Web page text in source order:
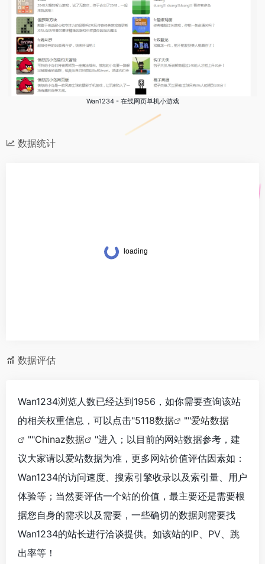
Wan1234 - 在线网页单机小游戏
数据统计
数据评估
Wan1234浏览人数已经达到1956，如你需要查询该站
的相关权重信息，可以点击"5118数据 ""爱站数据
""Chinaz数据
"进入；以目前的网站数据参考，建
议大家请以爱站数据为准，更多网站价值评估因素如：
Wan1234的访问速度、搜索引擎收录以及索引量、用户
体验等；当然要评估一个站的价值，最主要还是需要根
据您自身的需求以及需要，一些确切的数据则需要找
Wan1234的站长进行洽谈提供。如该站的IP、PV、跳
出率等！